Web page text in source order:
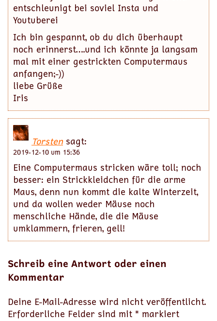
entschleunigt bei soviel Insta und
Youtuberei
Ich bin gespannt, ob du dich überhaupt
noch erinnerst….und ich könnte ja langsam
mal mit einer gestrickten Computermaus
anfangen;-))
liebe Grüße
Iris
Torstensagt:
2019-12-10 um 15:36
Eine Computermaus stricken wäre toll; noch
besser: ein Strickkleidchen für die arme
Maus, denn nun kommt die kalte Winterzeit,
und da wollen weder Mäuse noch
menschliche Hände, die die Mäuse
umklammern, frieren, gell!
Schreib eine Antwort oder einen
Kommentar
Deine E-Mail-Adresse wird nicht veröffentlicht.
Erforderliche Felder sind mit * markiert